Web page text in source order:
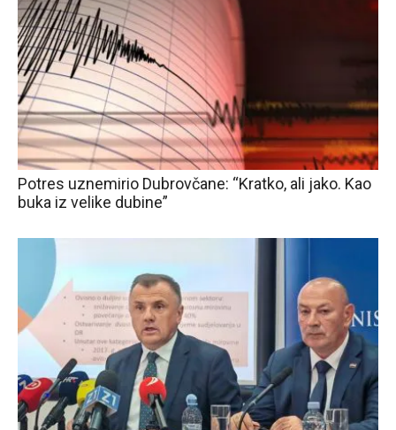
Potres uznemirio Dubrovčane: “Kratko, ali jako. Kao
buka iz velike dubine”